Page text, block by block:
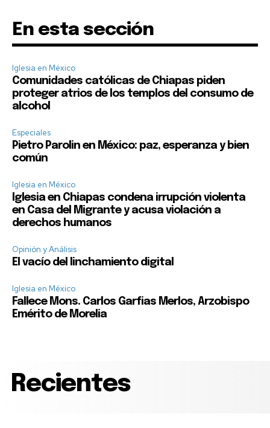
En esta sección
Iglesia en México
Comunidades católicas de Chiapas piden
proteger atrios de los templos del consumo de
alcohol
Especiales
Pietro Parolin en México: paz, esperanza y bien
común
Iglesia en México
Iglesia en Chiapas condena irrupción violenta
en Casa del Migrante y acusa violación a
derechos humanos
Opinión y Análisis
El vacío del linchamiento digital
Iglesia en México
Fallece Mons. Carlos Garfias Merlos, Arzobispo
Emérito de Morelia
Recientes